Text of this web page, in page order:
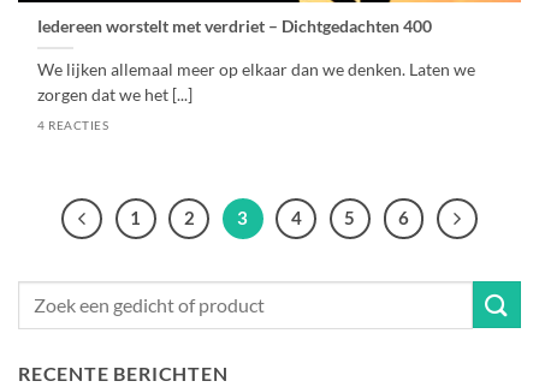
Iedereen worstelt met verdriet – Dichtgedachten 400
We lijken allemaal meer op elkaar dan we denken. Laten we
zorgen dat we het [...]
4 REACTIES
1 2 3 4 5 6
RECENTE BERICHTEN